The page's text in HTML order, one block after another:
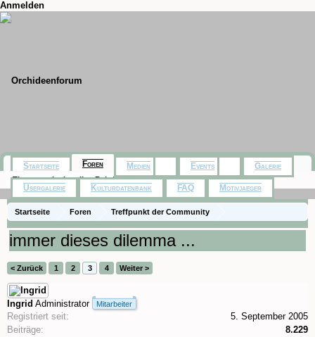
Anmelden
Startseite Foren
Treffpunkt der Community
Orchideenfotos (Naturformen)
immer dieses dilemma ...
< Zurück 1 2 3 4 Weiter >
Ingrid Administrator Mitarbeiter
Registriert seit:
5. September 2005
Beiträge:
8.229
Startseite Foren
Themen mit aktuellen Beiträgen
Medien Events Galerie
Usergalerie Kulturdatenbank FAQ Motivjaeger